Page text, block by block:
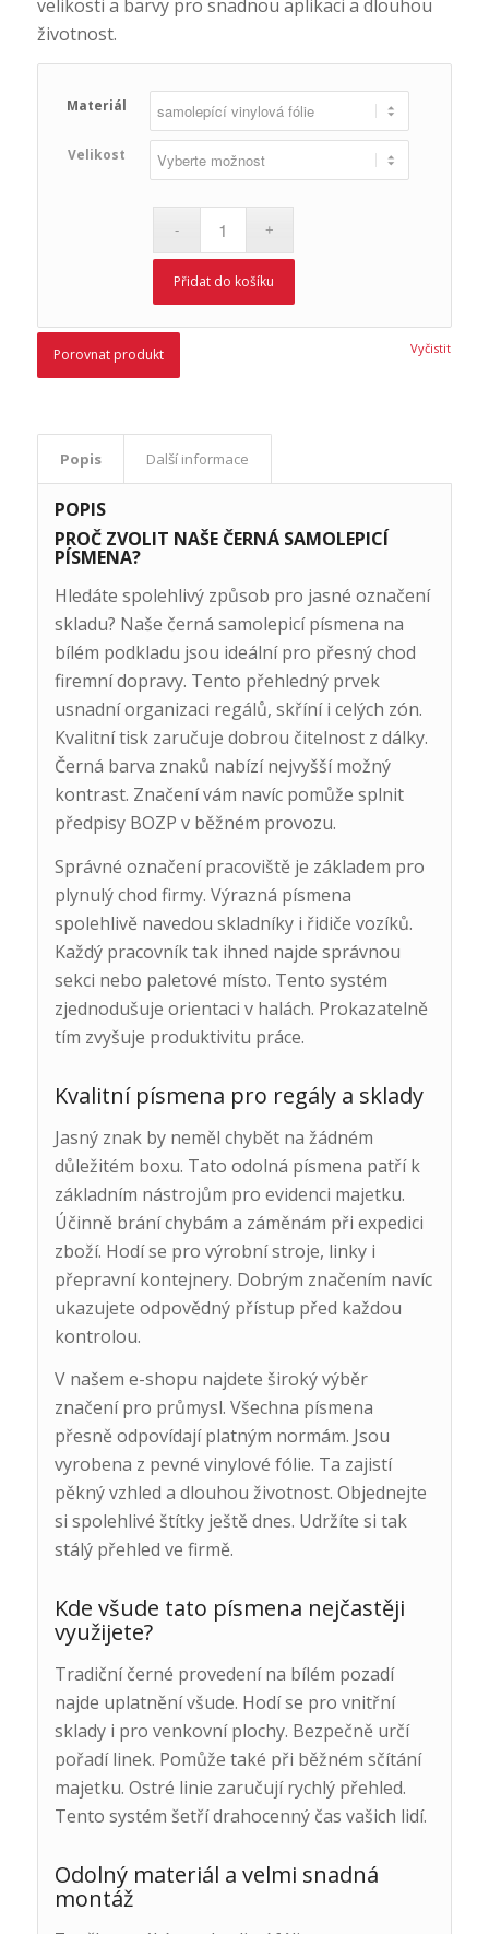
velikosti a barvy pro snadnou aplikaci a dlouhou
životnost.
Materiál
Velikost
Vyčistit
Přidat do košíku
Porovnat produkt
Popis Další informace
POPIS
PROČ ZVOLIT NAŠE ČERNÁ SAMOLEPICÍ
PÍSMENA?
Hledáte spolehlivý způsob pro jasné označení
skladu? Naše černá samolepicí písmena na
bílém podkladu jsou ideální pro přesný chod
firemní dopravy. Tento přehledný prvek
usnadní organizaci regálů, skříní i celých zón.
Kvalitní tisk zaručuje dobrou čitelnost z dálky.
Černá barva znaků nabízí nejvyšší možný
kontrast. Značení vám navíc pomůže splnit
předpisy BOZP v běžném provozu.
Správné označení pracoviště je základem pro
plynulý chod firmy. Výrazná písmena
spolehlivě navedou skladníky i řidiče vozíků.
Každý pracovník tak ihned najde správnou
sekci nebo paletové místo. Tento systém
zjednodušuje orientaci v halách. Prokazatelně
tím zvyšuje produktivitu práce.
Kvalitní písmena pro regály a sklady
Jasný znak by neměl chybět na žádném
důležitém boxu. Tato odolná písmena patří k
základním nástrojům pro evidenci majetku.
Účinně brání chybám a záměnám při expedici
zboží. Hodí se pro výrobní stroje, linky i
přepravní kontejnery. Dobrým značením navíc
ukazujete odpovědný přístup před každou
kontrolou.
V našem e-shopu najdete široký výběr
značení pro průmysl. Všechna písmena
přesně odpovídají platným normám. Jsou
vyrobena z pevné vinylové fólie. Ta zajistí
pěkný vzhled a dlouhou životnost. Objednejte
si spolehlivé štítky ještě dnes. Udržíte si tak
stálý přehled ve firmě.
Kde všude tato písmena nejčastěji
využijete?
Tradiční černé provedení na bílém pozadí
najde uplatnění všude. Hodí se pro vnitřní
sklady i pro venkovní plochy. Bezpečně určí
pořadí linek. Pomůže také při běžném sčítání
majetku. Ostré linie zaručují rychlý přehled.
Tento systém šetří drahocenný čas vašich lidí.
Odolný materiál a velmi snadná
montáž